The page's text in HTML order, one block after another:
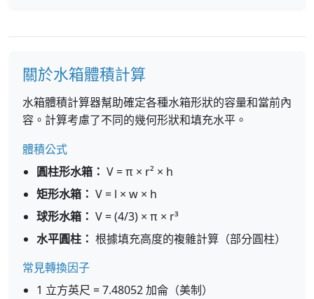
關於水箱體積計算
水箱體積計算器幫助確定各種水箱形狀的容量和當前內
容。計算考慮了不同的幾何形狀和填充水平。
體積公式
圓柱形水箱： V = π × r² × h
矩形水箱： V = l × w × h
球形水箱： V = (4/3) × π × r³
水平圓柱： 根據填充高度的複雜計算（部分圓柱）
常見轉換因子
1 立方英尺 = 7.48052 加侖（美制）